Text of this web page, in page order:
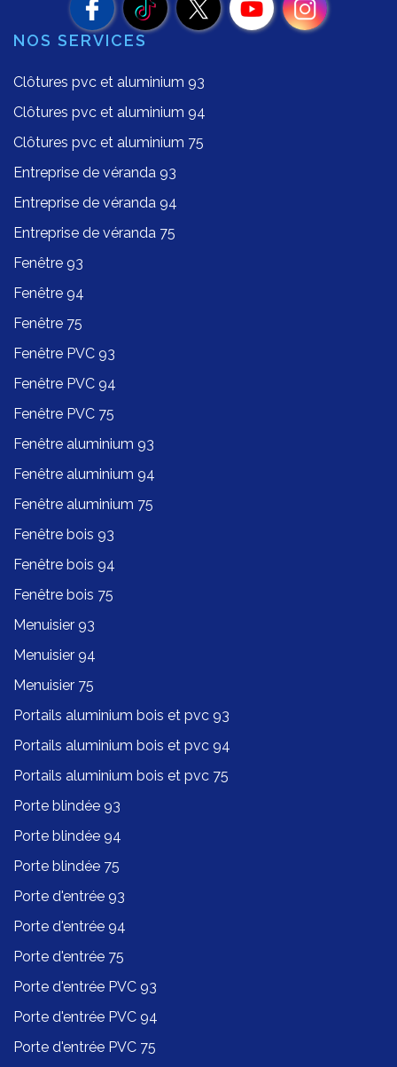
NOS SERVICES
Clôtures pvc et aluminium 93
Clôtures pvc et aluminium 94
Clôtures pvc et aluminium 75
Entreprise de véranda 93
Entreprise de véranda 94
Entreprise de véranda 75
Fenêtre 93
Fenêtre 94
Fenêtre 75
Fenêtre PVC 93
Fenêtre PVC 94
Fenêtre PVC 75
Fenêtre aluminium 93
Fenêtre aluminium 94
Fenêtre aluminium 75
Fenêtre bois 93
Fenêtre bois 94
Fenêtre bois 75
Menuisier 93
Menuisier 94
Menuisier 75
Portails aluminium bois et pvc 93
Portails aluminium bois et pvc 94
Portails aluminium bois et pvc 75
Porte blindée 93
Porte blindée 94
Porte blindée 75
Porte d'entrée 93
Porte d'entrée 94
Porte d'entrée 75
Porte d'entrée PVC 93
Porte d'entrée PVC 94
Porte d'entrée PVC 75